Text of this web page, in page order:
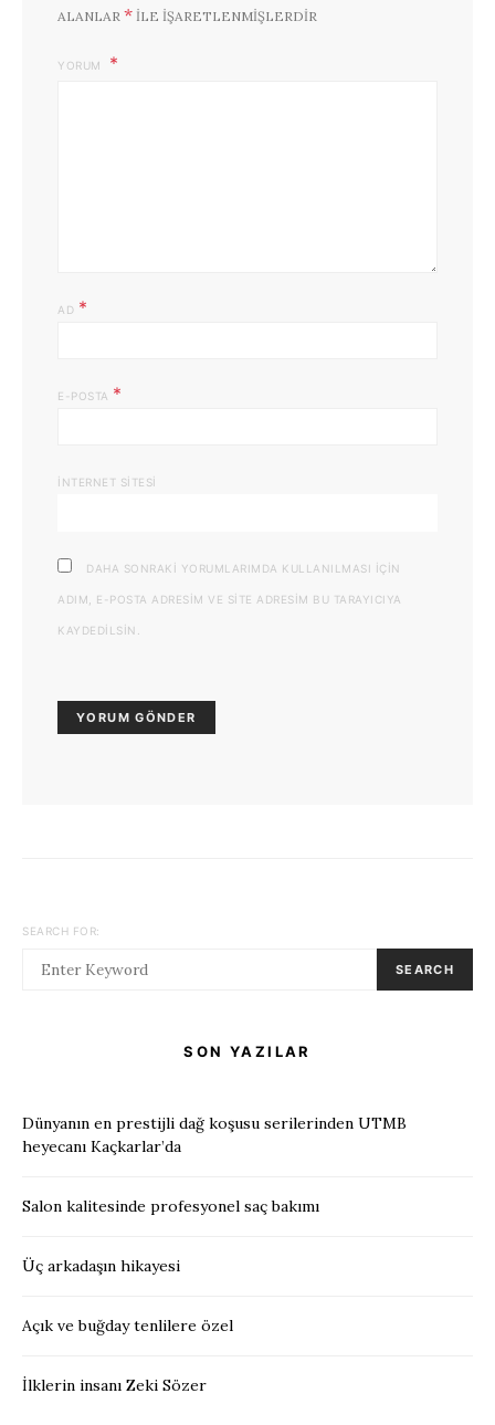
ALANLAR * ILE IŞARETLENMIŞLERDIR
YORUM
AD *
E-POSTA *
İNTERNET SITESI
DAHA SONRAKI YORUMLARIMDA KULLANILMASI IÇIN
ADIM, E-POSTA ADRESIM VE SITE ADRESIM BU TARAYICIYA
KAYDEDILSIN.
SEARCH FOR:
SEARCH
SON YAZILAR
Dünyanın en prestijli dağ koşusu serilerinden UTMB
heyecanı Kaçkarlar’da
Salon kalitesinde profesyonel saç bakımı
Üç arkadaşın hikayesi
Açık ve buğday tenlilere özel
İlklerin insanı Zeki Sözer